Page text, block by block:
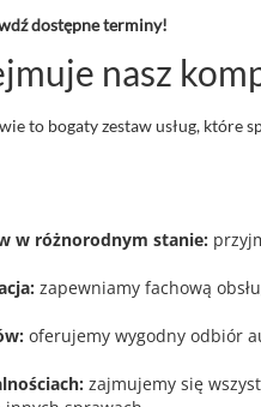
dostępne terminy!
nasz
to bogaty zestaw usług, które
w różnorodnym stanie:
zapewniamy fachową
oferujemy wygodny odbiór
zajmujemy się